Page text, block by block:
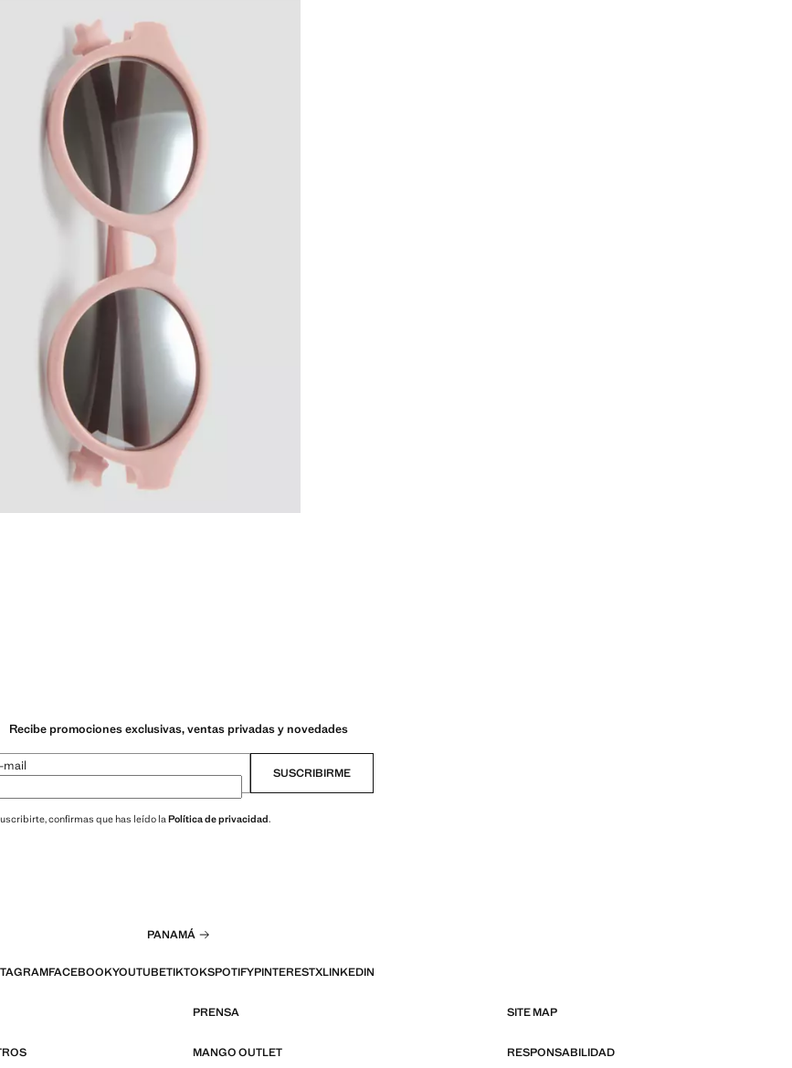
Recibe promociones exclusivas, ventas privadas y novedades
mail SUSCRIBIRME
confirmas que has leído laPolítica de privacidad.
PANAMÁ
FACEBOOKYOUTUBETIKTOKSPOTIFYPINTERESTXLINKEDIN
PRENSA SITE MAP
MANGO OUTLET RESPONSABILIDAD